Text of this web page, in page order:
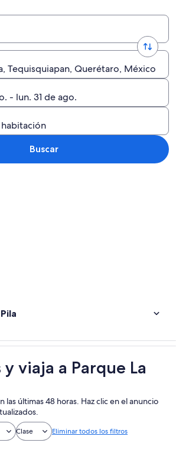
Tequisquiapan, Querétaro, México
- lun. 31 de ago.
habitación
Buscar
y viaja a Parque La
las últimas 48 horas. Haz clic en el anuncio
Clase Eliminar todos los filtros